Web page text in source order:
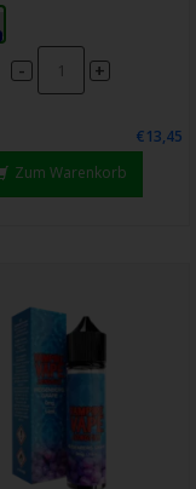
- +
€13,45
Zum Warenkorb